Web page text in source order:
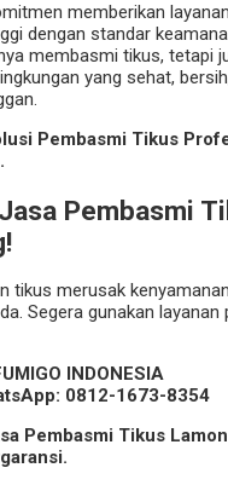
memberikan
dengan standar
membasmi tikus, tetapi
yang sehat,
Pembasmi Tikus
Pembasmi
tikus merusak
Segera gunakan
INDONESIA
0812-1673-8354
Pembasmi Tikus